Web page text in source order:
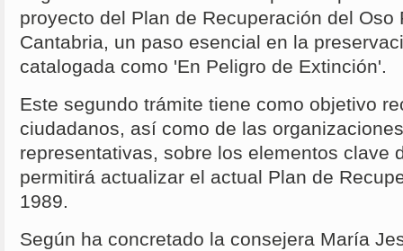
proyecto del Plan de Recuperación del Oso
Cantabria, un paso esencial en la
catalogada como 'En Peligro de Extinción'.
Este segundo trámite tiene como objetivo
ciudadanos, así como de las
representativas, sobre los elementos clave
permitirá actualizar el actual Plan de
1989.
Según ha concretado la consejera María